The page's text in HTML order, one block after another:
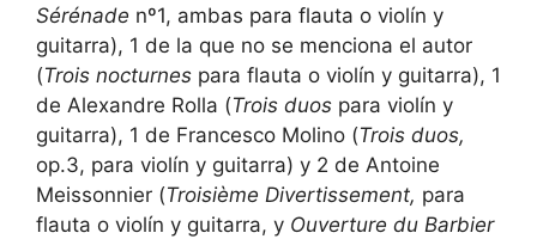
Sérénade nº1, ambas para flauta o violín y
guitarra), 1 de la que no se menciona el autor
(Trois nocturnes para flauta o violín y guitarra), 1
de Alexandre Rolla (Trois duos para violín y
guitarra), 1 de Francesco Molino (Trois duos,
op.3, para violín y guitarra) y 2 de Antoine
Meissonnier (Troisième Divertissement, para
flauta o violín y guitarra, y Ouverture du Barbier